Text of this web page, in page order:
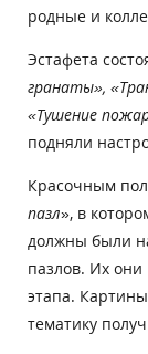
родные и
Эстафета
гранаты»,
«Тушение
подняли
Красочным
пазл», в
должны были
пазлов. Их
этапа.
тематику